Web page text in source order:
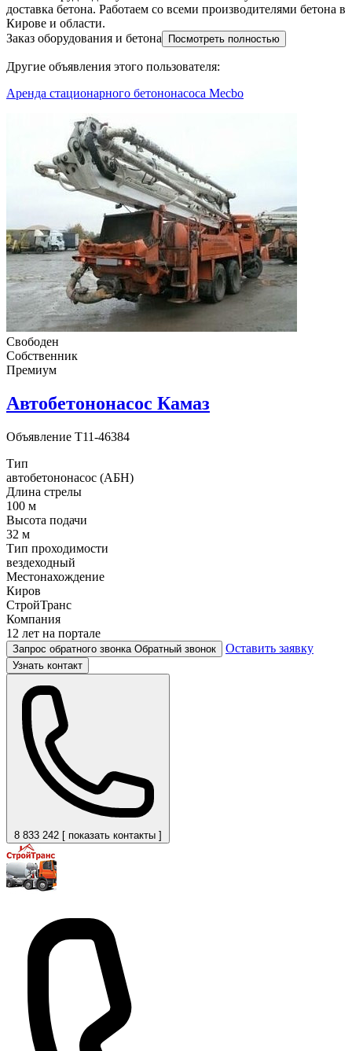
доставка бетона. Работаем со всеми производителями бетона в
Кирове и области.
Заказ оборудования и бетона
Посмотреть полностью
Другие объявления этого пользователя:
Аренда стационарного бетононасоса Mecbo
Свободен
Собственник
Премиум
Автобетононасос Камаз
Объявление T11-46384
Тип
автобетононасос (АБН)
Длина стрелы
100 м
Высота подачи
32 м
Тип проходимости
вездеходный
Местонахождение
Киров
СтройТранс
Компания
12 лет на портале
Запрос обратного звонка Обратный звонок Оставить заявку
Узнать контакт
8 833 242 [ показать контакты ]